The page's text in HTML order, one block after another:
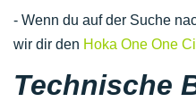
- Wenn du auf der Suche
wir dir den Hoka One One
Technische